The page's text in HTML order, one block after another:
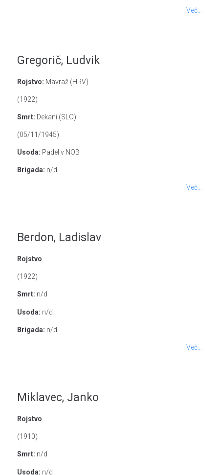
Več...
Gregorič, Ludvik
Rojstvo: Mavraž (HRV)
(1922)
Smrt: Dekani (SLO)
(05/11/1945)
Usoda: Padel v NOB
Brigada: n/d
Več...
Berdon, Ladislav
Rojstvo
(1922)
Smrt: n/d
Usoda: n/d
Brigada: n/d
Več...
Miklavec, Janko
Rojstvo
(1910)
Smrt: n/d
Usoda: n/d